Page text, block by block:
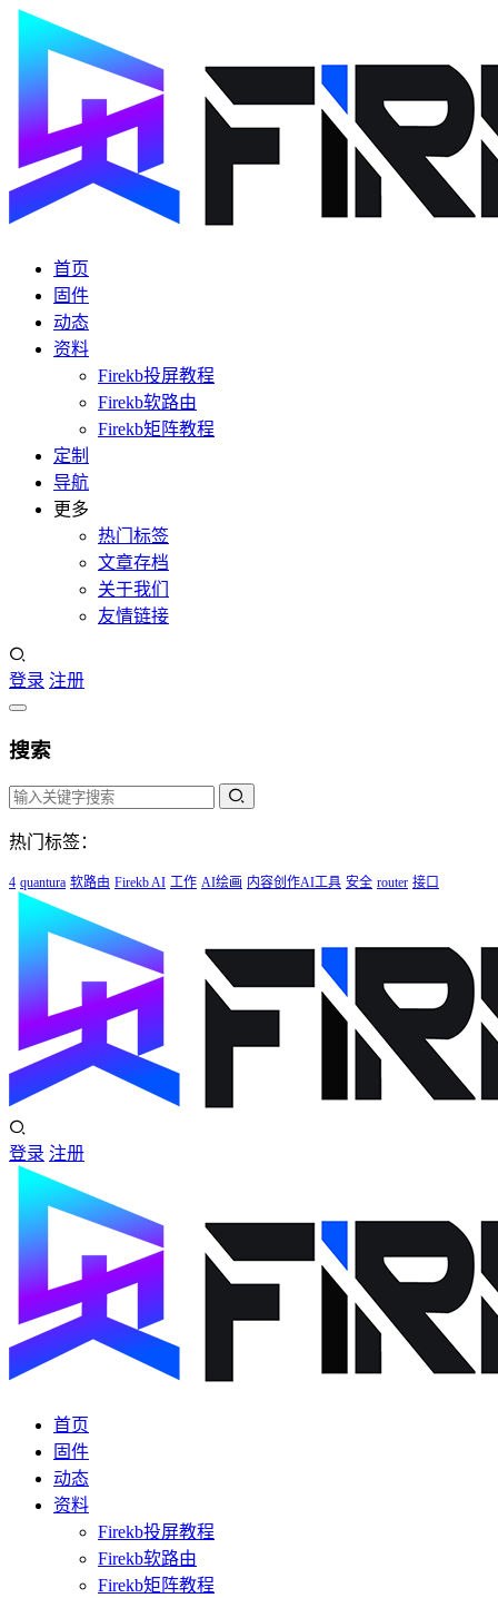
首页
固件
动态
资料
Firekb投屏教程
Firekb软路由
Firekb矩阵教程
定制
导航
更多
热门标签
文章存档
关于我们
友情链接
登录 注册
搜索
热门标签：
4 quantura 软路由 Firekb AI 工作 AI绘画 内容创作AI工具 安全 router 接口
登录 注册
首页
固件
动态
资料
Firekb投屏教程
Firekb软路由
Firekb矩阵教程